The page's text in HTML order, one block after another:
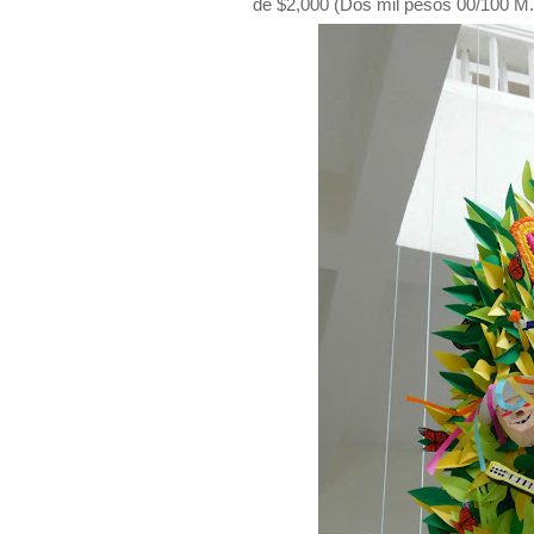
de $2,000 (Dos mil pesos 00/100